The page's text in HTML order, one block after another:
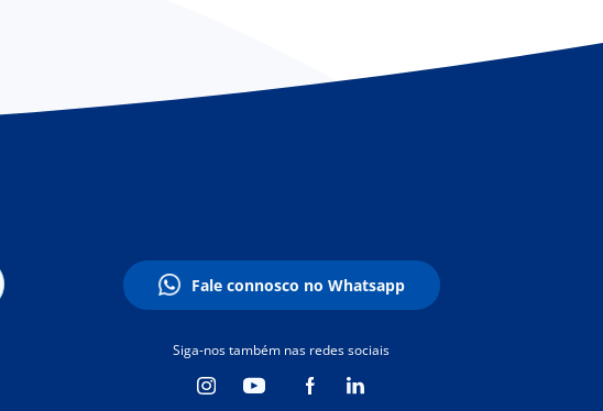
Fale connosco no Whatsapp
Siga-nos também nas redes sociais